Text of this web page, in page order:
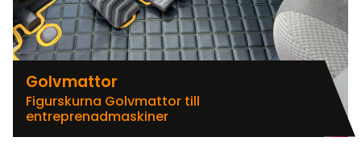
Golvmattor
Figurskurna Golvmattor till
entreprenadmaskiner